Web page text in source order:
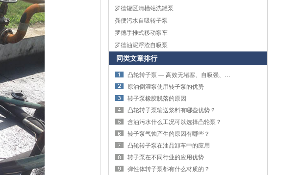
2000m3/h)
罗德罐区清槽站洗罐泵
粪便污水自吸转子泵
罗德手推式移动泵车
罗德油泥浮渣自吸泵
同类文章排行
凸轮转子泵 — 高效无堵塞、自吸强、适用于污水与高粘度介质输送
原油倒灌泵使用转子泵的优势
转子泵橡胶脱落的原因
凸轮转子泵输送浆料有哪些优势？
含油污水什么工况可以选择凸轮泵？
转子泵气蚀产生的原因有哪些？
凸轮转子泵在油品卸车中的应用
转子泵在不同行业的应用优势
弹性体转子泵都有什么材质的？